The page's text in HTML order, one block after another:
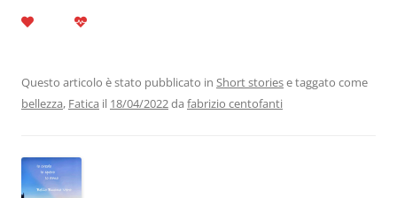
b
o
o
k
dI
n
A
p
a
m
vi
di
Questo articolo è stato pubblicato in Short storiese taggato come
bellezza, Fatica il 18/04/2022da fabrizio centofanti